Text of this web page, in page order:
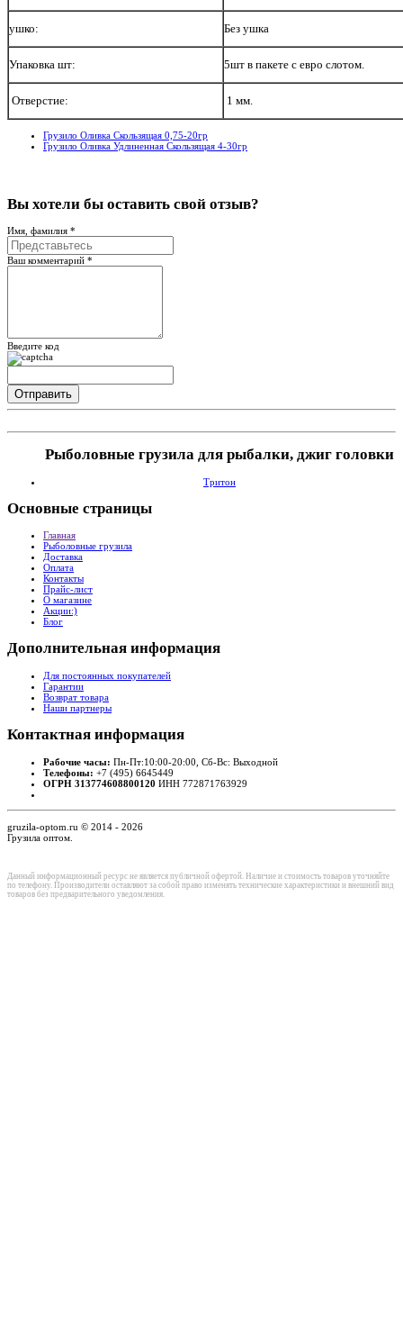
ушко: Без ушка
Упаковка шт: 5шт в пакете с евро слотом.
Отверстие: 1 мм.
Грузило Оливка Скользящая 0,75-20гр
Грузило Оливка Удлиненная Скользящая 4-30гр
Вы хотели бы оставить свой отзыв?
Имя, фамилия *
Ваш комментарий *
Введите код
Рыболовные грузила для рыбалки, джиг головки
Тритон
Основные страницы
Главная
Рыболовные грузила
Доставка
Оплата
Контакты
Прайс-лист
О магазине
Акции:)
Блог
Дополнительная информация
Для постоянных покупателей
Гарантии
Возврат товара
Наши партнеры
Контактная информация
Рабочие часы: Пн-Пт:10:00-20:00, Сб-Вс: Выходной
Телефоны: +7 (495) 6645449
ОГРН 313774608800120 ИНН 772871763929
gruzila-optom.ru © 2014 - 2026
Грузила оптом.
Данный информационный ресурс не является публичной офертой. Наличие и стоимость товаров уточняйте
по телефону. Производители оставляют за собой право изменять технические характеристики и внешний вид
товаров без предварительного уведомления.